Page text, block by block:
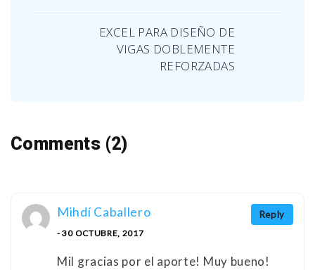
EXCEL PARA DISEÑO DE
VIGAS DOBLEMENTE
REFORZADAS
Comments (2)
Reply
Mihdí Caballero
- 30 OCTUBRE, 2017
Mil gracias por el aporte! Muy bueno!